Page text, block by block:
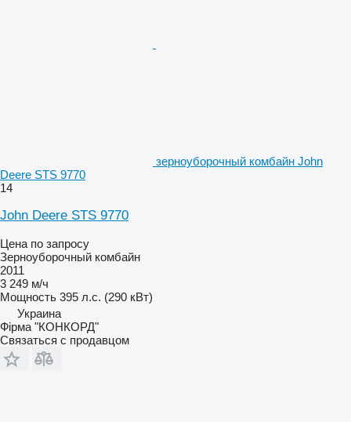
зерноуборочный комбайн John
Deere STS 9770
14
John Deere STS 9770
Цена по запросу
Зерноуборочный комбайн
2011
3 249 м/ч
Мощность 395 л.с. (290 кВт)
Украина
Фірма "КОНКОРД"
Связаться с продавцом